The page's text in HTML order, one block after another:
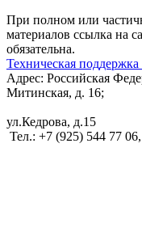
При полном или
материалов ссылка на
обязательна.
Техническая поддержка
Адрес: Российская
Митинская, д. 16;
ул.Кедрова, д.15
Тел.: +7 (925) 544 77